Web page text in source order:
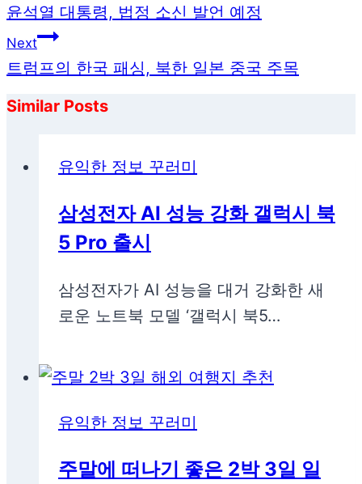
탐
윤석열 대통령, 법정 소신 발언 예정
Next
트럼프의 한국 패싱, 북한 일본 중국 주목
Similar Posts
유익한 정보 꾸러미
삼성전자 AI 성능 강화 갤럭시 북
5 Pro 출시
삼성전자가 AI 성능을 대거 강화한 새
로운 노트북 모델 ‘갤럭시 북5…
유익한 정보 꾸러미
주말에 떠나기 좋은 2박 3일 일